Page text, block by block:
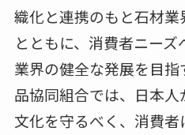
織化と連携のもと石材
とともに、消費者ニー
業界の健全な発展を目
品協同組合では、日本
文化を守るべく、消費